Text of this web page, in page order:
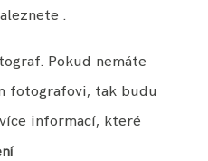
.
Pokud nemáte
fotografovi, tak budu
informací, které